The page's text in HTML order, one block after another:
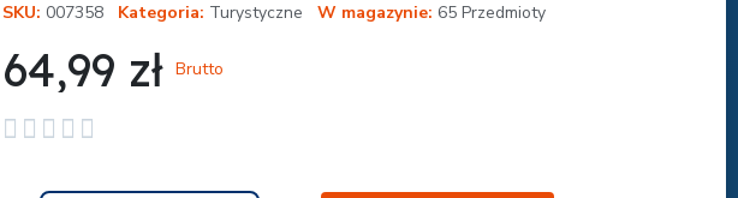
SKU 007358 Kategoria Turystyczne W magazynie 65 Przedmioty
64,99 zł Brutto
    